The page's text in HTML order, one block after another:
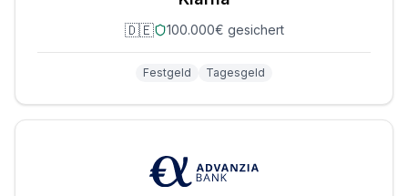
🇩🇪 100.000€ gesichert
Festgeld Tagesgeld